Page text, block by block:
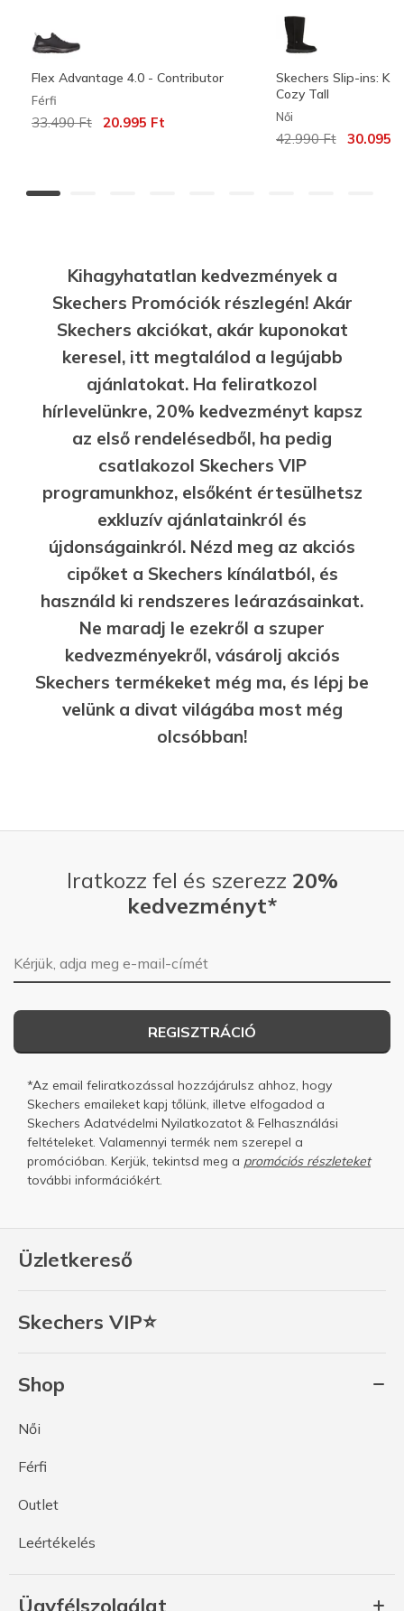
Flex Advantage 4.0 - Contributor
Férfi
Az ár a következőhöz képest csökkent:
33.490 Ft címzett:
20.995 Ft
Skechers Slip-ins:
Cozy Tall
Női
Az ár a
42.990 Ftcímzett:
30.095
Kihagyhatatlan kedvezmények a
Skechers Promóciók részlegén! Akár
Skechers akciókat, akár kuponokat
keresel, itt megtalálod a legújabb
ajánlatokat. Ha feliratkozol
hírlevelünkre, 20% kedvezményt kapsz
az első rendelésedből, ha pedig
csatlakozol Skechers VIP
programunkhoz, elsőként értesülhetsz
exkluzív ajánlatainkról és
újdonságainkról. Nézd meg az akciós
cipőket a Skechers kínálatból, és
használd ki rendszeres leárazásainkat.
Ne maradj le ezekről a szuper
kedvezményekről, vásárolj akciós
Skechers termékeket még ma, és lépj be
velünk a divat világába most még
olcsóbban!
Üzletkereső
Skechers VIP⭐
Shop
Női
Férfi
Outlet
Leértékelés
Ügyfélszolgálat
Iratkozz fel és szerezz 20%
kedvezményt*
E-mail-cím
REGISZTRÁCIÓ
*Az email feliratkozással hozzájárulsz ahhoz, hogy
Skechers emaileket kapj tőlünk, illetve elfogadod a
Skechers Adatvédelmi Nyilatkozatot & Felhasználási
feltételeket. Valamennyi termék nem szerepel a
promócióban. Kerjük, tekintsd meg a promóciós részleteket
további információkért.